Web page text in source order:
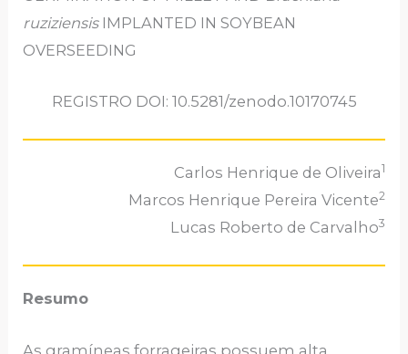
ruziziensisIMPLANTED IN SOYBEAN
OVERSEEDING
REGISTRO DOI: 10.5281/zenodo.10170745
Carlos Henrique de Oliveira1
Marcos Henrique Pereira Vicente2
Lucas Roberto de Carvalho3
Resumo
As gramíneas forrageiras possuem alta